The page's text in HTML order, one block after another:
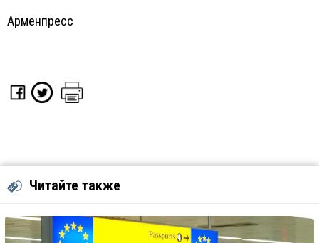
Арменпресс
Читайте также